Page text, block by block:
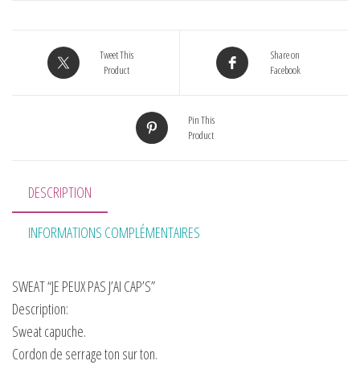
Tweet This
Product
Share on
Facebook
Pin This
Product
DESCRIPTION
INFORMATIONS COMPLÉMENTAIRES
SWEAT “JE PEUX PAS J’AI CAP’S”
Description:
Sweat capuche.
Cordon de serrage ton sur ton.